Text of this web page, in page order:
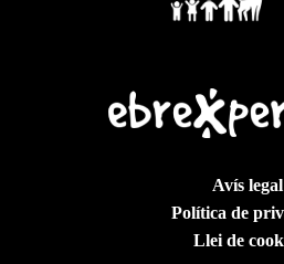
Avís legal
Política de
Llei de